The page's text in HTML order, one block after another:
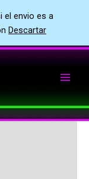
el envio es a
Descartar